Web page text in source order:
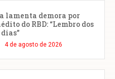
lamenta demora por
do RBD: “Lembro dos
4 de agosto de 2026